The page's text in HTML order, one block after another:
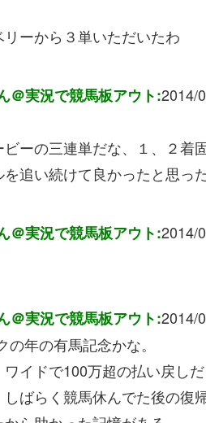
ーから３単いただいたわ
＠実況で競馬板アウト:2014/
ーの三連単だな、１、２着
追い続けて良かったと思っ
＠実況で競馬板アウト:2014/
＠実況で競馬板アウト:2014/
の年の有馬記念かな。
イドで100万超の払い戻し
ばらく競馬休んでた後の復